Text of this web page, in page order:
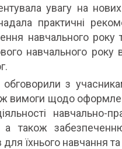
методичної
онлайн-
консультації
увагу на
практичні
навчального року
навчального року
з
вимоги щодо
навчально-
а також
їхнього навчання та